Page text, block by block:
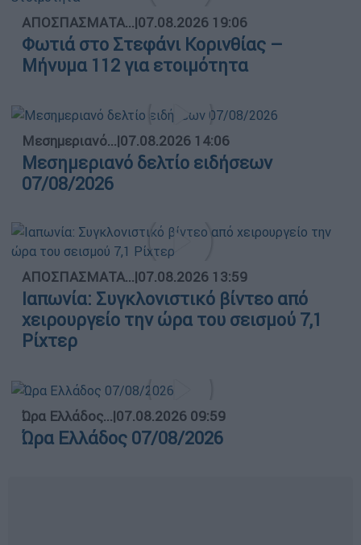
ΑΠΟΣΠΑΣΜΑΤΑ...|07.08.2026 19:06
Φωτιά στο Στεφάνι Κορινθίας –
Μήνυμα 112 για ετοιμότητα
Μεσημεριανό...|07.08.2026 14:06
Μεσημεριανό δελτίο ειδήσεων
07/08/2026
ΑΠΟΣΠΑΣΜΑΤΑ...|07.08.2026 13:59
Ιαπωνία: Συγκλονιστικό βίντεο από
χειρουργείο την ώρα του σεισμού 7,1
Ρίχτερ
Ώρα Ελλάδος...|07.08.2026 09:59
Ώρα Ελλάδος 07/08/2026